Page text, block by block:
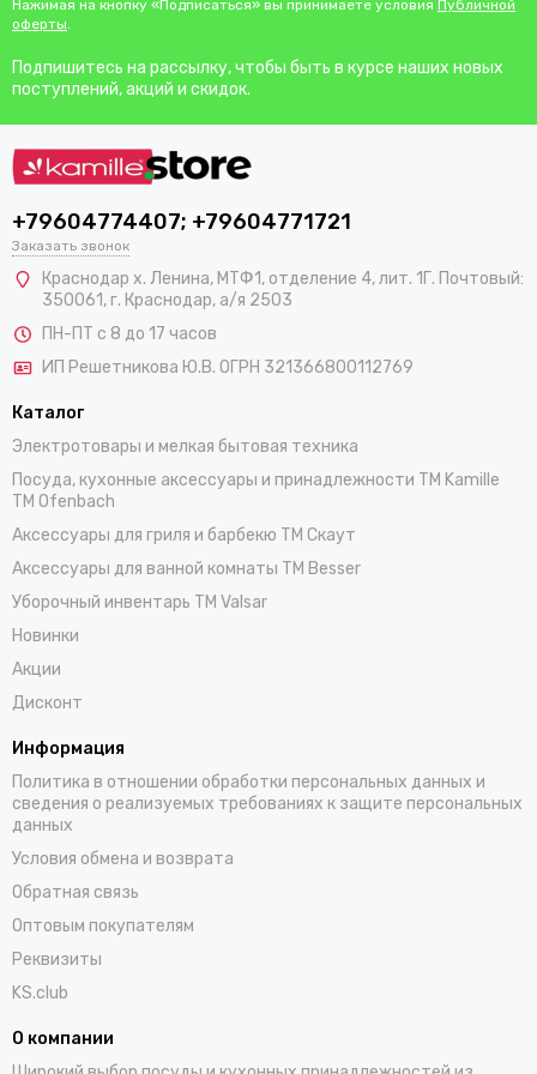
Нажимая на кнопку «Подписаться» вы принимаете условия Публичной
оферты.
Подпишитесь на рассылку, чтобы быть в курсе наших новых
поступлений, акций и скидок.
+79604774407; +79604771721
Заказать звонок
Краснодар х. Ленина, МТФ1, отделение 4, лит. 1Г. Почтовый:
350061, г. Краснодар, а/я 2503
ПН-ПТ с 8 до 17 часов
ИП Решетникова Ю.В. ОГРН 321366800112769
Каталог
Электротовары и мелкая бытовая техника
Посуда, кухонные аксессуары и принадлежности TM Kamille
TM Ofenbach
Аксессуары для гриля и барбекю TM Скаут
Аксессуары для ванной комнаты TM Besser
Уборочный инвентарь TM Valsar
Новинки
Акции
Дисконт
Информация
Политика в отношении обработки персональных данных и
сведения о реализуемых требованиях к защите персональных
данных
Условия обмена и возврата
Обратная связь
Оптовым покупателям
Реквизиты
KS.club
О компании